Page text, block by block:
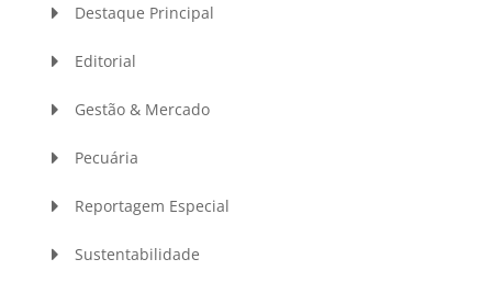
Destaque Principal
Editorial
Gestão & Mercado
Pecuária
Reportagem Especial
Sustentabilidade